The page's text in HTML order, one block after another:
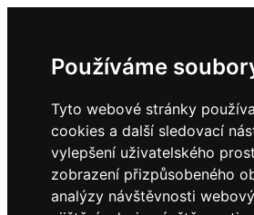
Používáme
Tyto webové stránky
cookies a další sledovací
vylepšení uživatelského
zobrazení přizpůsobeného
analýzy návštěvnosti